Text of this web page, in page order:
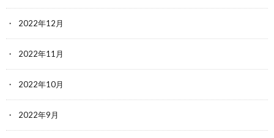
2022年12月
2022年11月
2022年10月
2022年9月